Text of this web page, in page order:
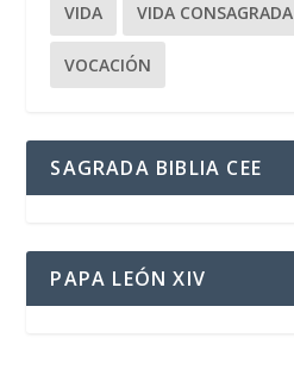
VIDA VIDA CONSAGRADA
VOCACIÓN
SAGRADA BIBLIA CEE
PAPA LEÓN XIV